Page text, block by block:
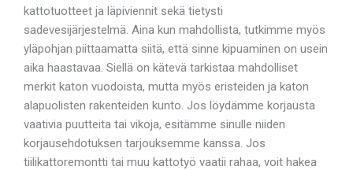
kattotuotteet ja läpiviennit sekä tietysti
sadevesijärjestelmä. Aina kun mahdollista, tutkimme myös
yläpohjan piittaamatta siitä, että sinne kipuaminen on usein
aika haastavaa. Siellä on kätevä tarkistaa mahdolliset
merkit katon vuodoista, mutta myös eristeiden ja katon
alapuolisten rakenteiden kunto. Jos löydämme korjausta
vaativia puutteita tai vikoja, esitämme sinulle niiden
korjausehdotuksen tarjouksemme kanssa. Jos
tiilikattoremontti tai muu kattotyö vaatii rahaa, voit hakea